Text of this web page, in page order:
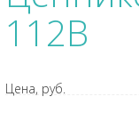
112В
Цена, руб.